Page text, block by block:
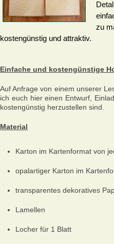
zu
kostengünstig und attraktiv.
Einfache und kostengünstige
Auf Anfrage von einem unserer
ich euch hier einen Entwurf,
kostengünstig herzustellen sind.
Material
Karton im Kartenformat von
opalartiger Karton im
transparentes dekoratives
Lamellen
Locher für 1 Blatt